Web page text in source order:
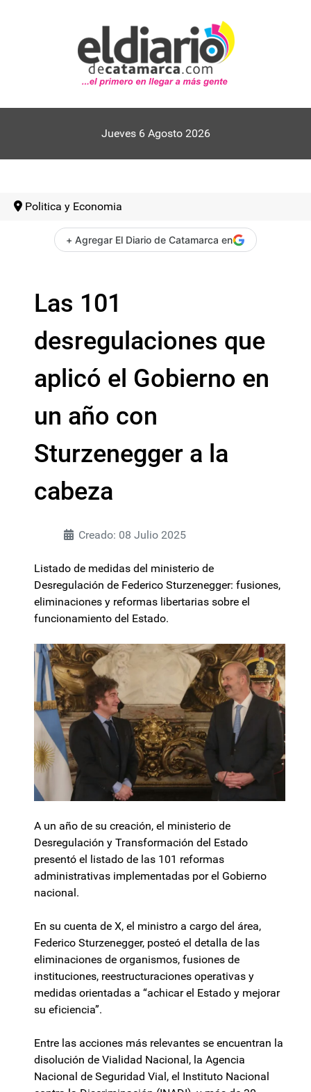
Jueves 6 Agosto 2026
Politica y Economia
+ Agregar El Diario de Catamarca en
Las 101
desregulaciones que
aplicó el Gobierno en
un año con
Sturzenegger a la
cabeza
Creado: 08 Julio 2025
Listado de medidas del ministerio de
Desregulación de Federico Sturzenegger: fusiones,
eliminaciones y reformas libertarias sobre el
funcionamiento del Estado.
A un año de su creación, el ministerio de
Desregulación y Transformación del Estado
presentó el listado de las 101 reformas
administrativas implementadas por el Gobierno
nacional.
En su cuenta de X, el ministro a cargo del área,
Federico Sturzenegger, posteó el detalla de las
eliminaciones de organismos, fusiones de
instituciones, reestructuraciones operativas y
medidas orientadas a “achicar el Estado y mejorar
su eficiencia”.
Entre las acciones más relevantes se encuentran la
disolución de Vialidad Nacional, la Agencia
Nacional de Seguridad Vial, el Instituto Nacional